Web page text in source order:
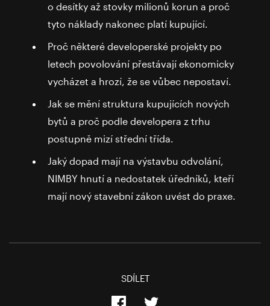
o desítky až stovky milionů korun a proč
tyto náklady nakonec platí kupující.
Proč některé developerské projekty po
letech povolování přestávají ekonomicky
vycházet a hrozí, že se vůbec nepostaví.
Jak se mění struktura kupujících nových
bytů a proč podle developera z trhu
postupně mizí střední třída.
Jaký dopad mají na výstavbu odvolání,
NIMBY hnutí a nedostatek úředníků, kteří
mají nový stavební zákon uvést do praxe.
SDÍLET